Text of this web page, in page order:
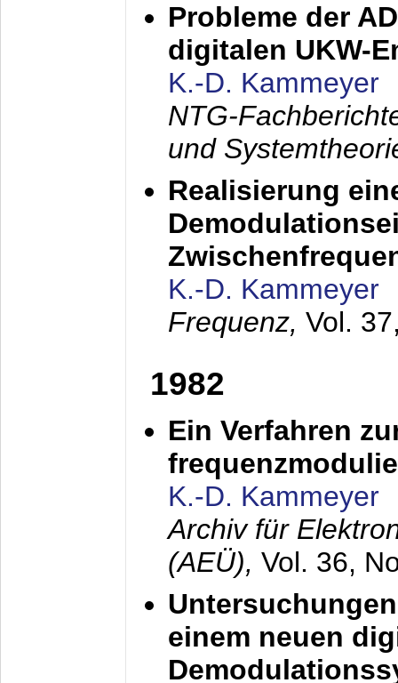
Probleme der
digitalen UKW-
K.-D. Kammeyer
NTG-
und
Realisierung
K.-D. Kammeyer
Frequenz, Vol.
1982
Ein Verfahren
K.-D. Kammeyer
Archiv für
(AEÜ), Vol. 36,
einem neuen